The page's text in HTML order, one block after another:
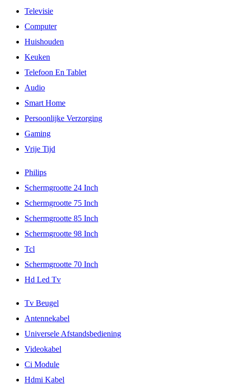
Televisie
Computer
Huishouden
Keuken
Telefoon En Tablet
Audio
Smart Home
Persoonlijke Verzorging
Gaming
Vrije Tijd
Philips
Schermgrootte 24 Inch
Schermgrootte 75 Inch
Schermgrootte 85 Inch
Schermgrootte 98 Inch
Tcl
Schermgrootte 70 Inch
Hd Led Tv
Tv Beugel
Antennekabel
Universele Afstandsbediening
Videokabel
Ci Module
Hdmi Kabel